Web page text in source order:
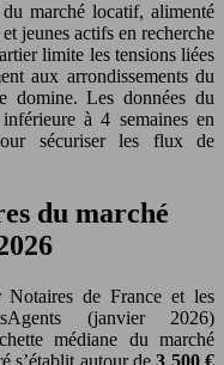
marché locatif, alimenté
jeunes actifs en recherche
limite les tensions liées
aux arrondissements du
domine. Les données du
à 4 semaines en
sécuriser les flux de
du marché
Notaires de France et les
(janvier 2026)
médiane du marché
s’établit autour de3 500 €